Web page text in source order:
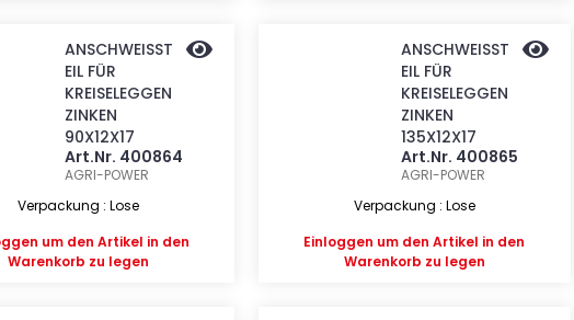
ANSCHWEISST
EIL FÜR
KREISELEGGEN
ZINKEN
90X12X17
Art.Nr. 400864
AGRI-POWER
Verpackung : Lose
um den Artikel in den
Warenkorb zu legen
ANSCHWEISST
EIL FÜR
KREISELEGGEN
ZINKEN
135X12X17
Art.Nr. 400865
AGRI-POWER
Verpackung : Lose
Einloggen um den Artikel in den
Warenkorb zu legen